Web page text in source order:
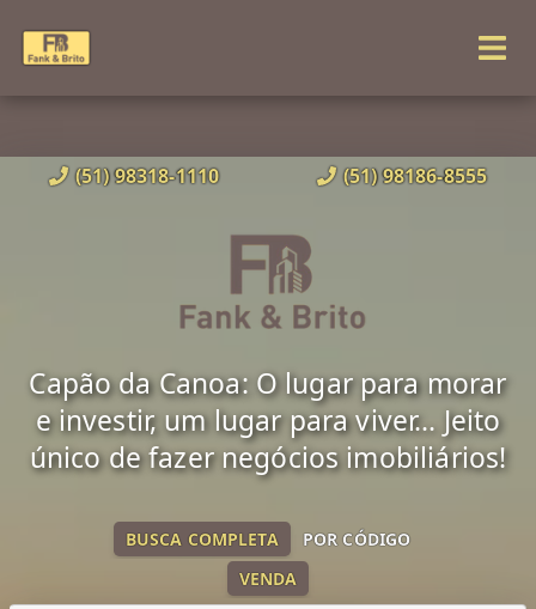
(51) 98318-1110 (51) 98186-8555
Capão da Canoa: O lugar para morar
e investir, um lugar para viver... Jeito
único de fazer negócios imobiliários!
VENDA
BUSCA COMPLETA POR CÓDIGO